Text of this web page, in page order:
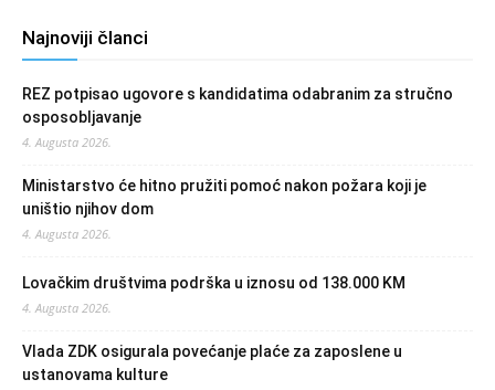
Najnoviji članci
REZ potpisao ugovore s kandidatima odabranim za stručno
osposobljavanje
4. Augusta 2026.
Ministarstvo će hitno pružiti pomoć nakon požara koji je
uništio njihov dom
4. Augusta 2026.
Lovačkim društvima podrška u iznosu od 138.000 KM
4. Augusta 2026.
Vlada ZDK osigurala povećanje plaće za zaposlene u
ustanovama kulture